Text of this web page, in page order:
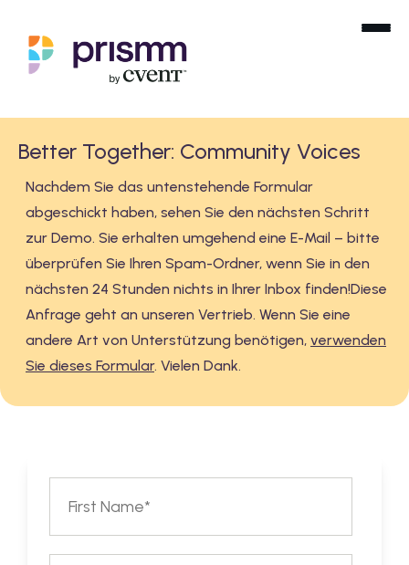
Better Together: Community Voices
Nachdem Sie das untenstehende Formular
abgeschickt haben, sehen Sie den nächsten Schritt
zur Demo. Sie erhalten umgehend eine E-Mail – bitte
überprüfen Sie Ihren Spam-Ordner, wenn Sie in den
nächsten 24 Stunden nichts in Ihrer Inbox finden!Diese
Anfrage geht an unseren Vertrieb. Wenn Sie eine
andere Art von Unterstützung benötigen, verwenden
Sie dieses Formular. Vielen Dank.